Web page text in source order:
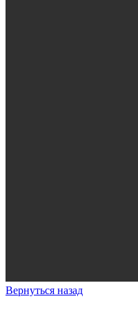
Вернуться назад